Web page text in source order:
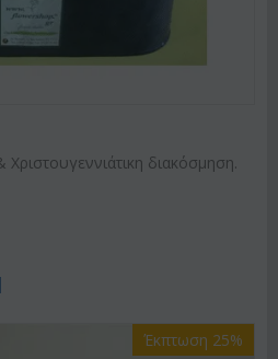
διακόσμηση.
Έκπτωση 25%